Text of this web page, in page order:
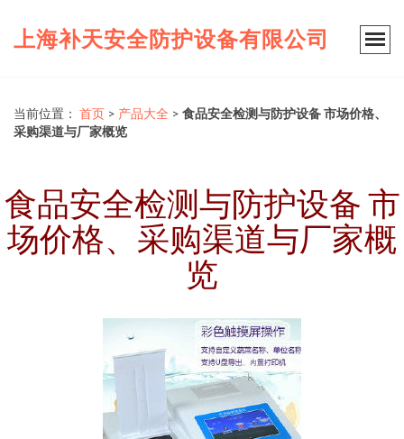
上海补天安全防护设备有限公司
当前位置： 首页 > 产品大全 > 食品安全检测与防护设备 市场价格、
采购渠道与厂家概览
食品安全检测与防护设备 市
场价格、采购渠道与厂家概
览